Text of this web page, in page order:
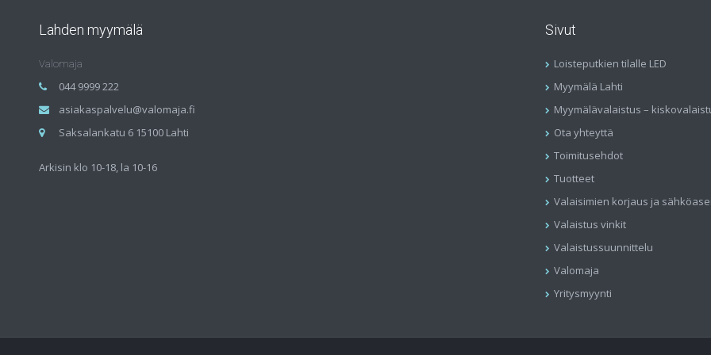
Lahden myymälä
Valomaja
044 9999 222
asiakaspalvelu@valomaja.fi
Saksalankatu 6 15100 Lahti
Arkisin klo 10-18, la 10-16
Sivut
Loisteputkien tilalle LED
Myymälä Lahti
Myymälävalaistus –
Ota yhteyttä
Toimitusehdot
Tuotteet
Valaisimien korjaus ja
Valaistus vinkit
Valaistussuunnittelu
Valomaja
Yritysmyynti